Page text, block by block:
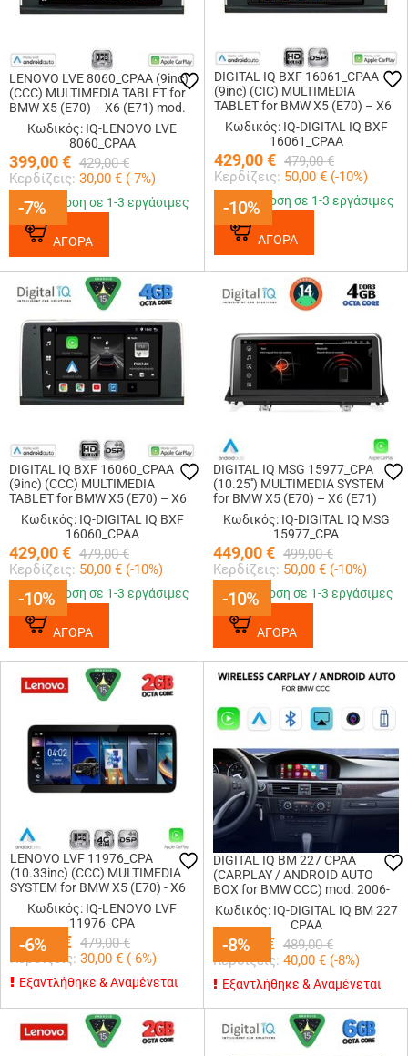
-7%
LENOVO LVE 8060_CPAA (9inc)
(CCC) MULTIMEDIA TABLET for
BMW X5 (E70) – X6 (E71) mod.
2006-2009
Κωδικός: IQ-LENOVO LVE
8060_CPAA
399,00€ 429,00 €
Κερδίζεις: 30,00 € (-7%)
-7%
Παράδοση σε 1-3 εργάσιμες
ΑΓΟΡΑ
-10%
DIGITAL IQ BXF 16061_CPAA
(9inc) (CIC) MULTIMEDIA
TABLET for BMW X5 (E70) – X6
(E71) mod. 2009-2013
Κωδικός: IQ-DIGITAL IQ BXF
16061_CPAA
429,00€ 479,00 €
Κερδίζεις: 50,00 € (-10%)
-10%
Παράδοση σε 1-3 εργάσιμες
ΑΓΟΡΑ
-10%
DIGITAL IQ BXF 16060_CPAA
(9inc) (CCC) MULTIMEDIA
TABLET for BMW X5 (E70) – X6
(E71) mod. 2006-2009
Κωδικός: IQ-DIGITAL IQ BXF
16060_CPAA
429,00€ 479,00 €
Κερδίζεις: 50,00 € (-10%)
-10%
Παράδοση σε 1-3 εργάσιμες
ΑΓΟΡΑ
-10%
DIGITAL IQ MSG 15977_CPA
(10.25'') MULTIMEDIA SYSTEM
for BMW X5 (E70) – X6 (E71)
mod. 2009-2013 (CIC)
Κωδικός: IQ-DIGITAL IQ MSG
15977_CPA
449,00€ 499,00 €
Κερδίζεις: 50,00 € (-10%)
-10%
Παράδοση σε 1-3 εργάσιμες
ΑΓΟΡΑ
-6%
LENOVO LVF 11976_CPA
(10.33inc) (CCC) MULTIMEDIA
SYSTEM for BMW X5 (E70) - X6
(E71) mod. 2006-2009
Κωδικός: IQ-LENOVO LVF
11976_CPA
449,00 € 479,00 €
Κερδίζεις: 30,00 € (-6%)
-6%
Εξαντλήθηκε & Αναμένεται
-8%
DIGITAL IQ BM 227 CPAA
(CARPLAY / ANDROID AUTO
BOX for BMW CCC) mod. 2006-
2009
Κωδικός: IQ-DIGITAL IQ BM 227
CPAA
449,00 € 489,00 €
Κερδίζεις: 40,00 € (-8%)
-8%
Εξαντλήθηκε & Αναμένεται